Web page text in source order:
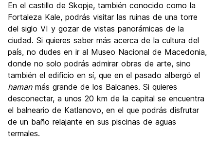
En el castillo de Skopje, también conocido como la
Fortaleza Kale, podrás visitar las ruinas de una torre
del siglo VI y gozar de vistas panorámicas de la
ciudad. Si quieres saber más acerca de la cultura del
país, no dudes en ir al Museo Nacional de Macedonia,
donde no solo podrás admirar obras de arte, sino
también el edificio en sí, que en el pasado albergó el
hamanmás grande de los Balcanes. Si quieres
desconectar, a unos 20 km de la capital se encuentra
el balneario de Katlanovo, en el que podrás disfrutar
de un baño relajante en sus piscinas de aguas
termales.